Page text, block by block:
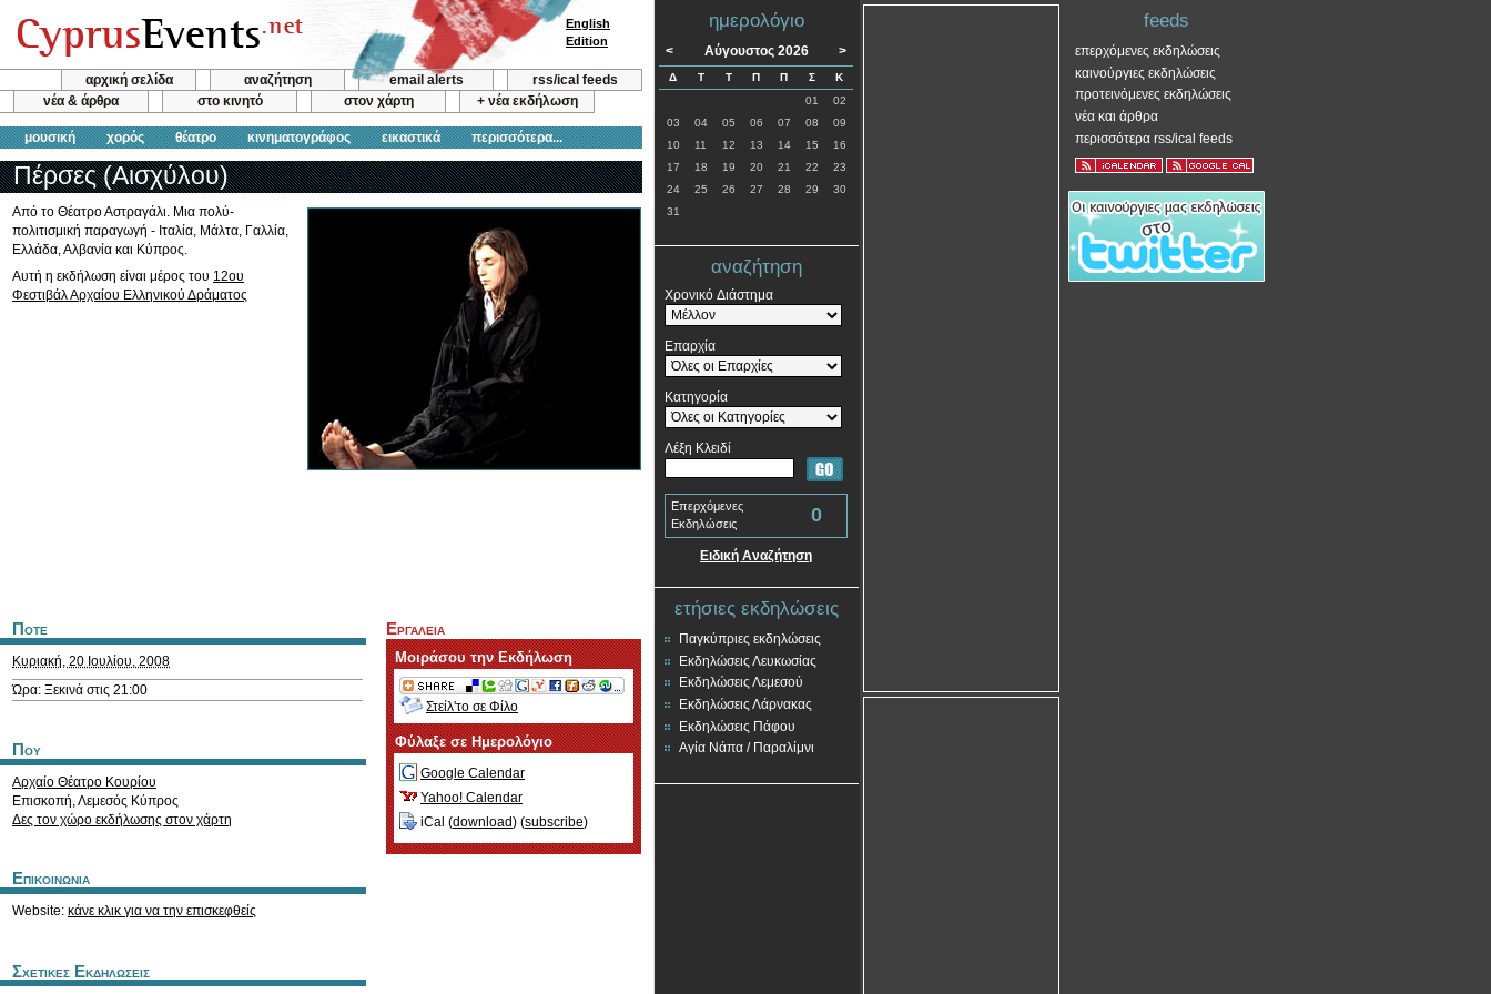
αρχική σελίδα αναζήτηση email alerts
rss/ical feeds
νέα & άρθρα
στο κινητό στον χάρτη + νέα εκδήλωση
μουσική χορός θέατρο κινηματογράφος εικαστικά περισσότερα...
English
Edition
Πέρσες (Αισχύλου)
Από το Θέατρο Αστραγάλι. Μια πολύ-
πολιτισμική παραγωγή - Ιταλία, Μάλτα, Γαλλία,
Ελλάδα, Αλβανία και Κύπρος.
Αυτή η εκδήλωση είναι μέρος του 12ου
Φεστιβάλ Αρχαίου Ελληνικού Δράματος
Ποτε
Κυριακή, 20 Ιουλίου, 2008
Ώρα: Ξεκινά στις 21:00
Που
Αρχαίο Θέατρο Κουρίου
Επισκοπή,Λεμεσός Κύπρος
Δες τον χώρο εκδήλωσης στον χάρτη
Επικοινωνια
Website: κάνε κλικ για να την επισκεφθείς
Εργαλεια
Μοιράσου την Εκδήλωση
Στείλ'το σε Φίλο
Φύλαξε σε Ημερολόγιο
Google Calendar
Yahoo! Calendar
iCal (download) (subscribe)
Σχετικες Εκδηλωσεις
ημερολόγιο
< Αύγουστος 2026 >
Δ Τ Τ Π Π Σ
Κ
01
02
03
04 05 06 07 08
09
10
11 12 13 14 15
16
17
18 19 20 21 22
23
24
25 26 27 28 29
30
31
αναζήτηση
Χρονικό Διάστημα
Επαρχία
Κατηγορία
Λέξη Κλειδί
Επερχόμενες
Εκδηλώσεις
0
Ειδική Αναζήτηση
ετήσιες εκδηλώσεις
Παγκύπριες εκδηλώσεις
Εκδηλώσεις Λευκωσίας
Εκδηλώσεις Λεμεσού
Εκδηλώσεις Λάρνακας
Εκδηλώσεις Πάφου
Αγία Νάπα / Παραλίμνι
feeds
επερχόμενες εκδηλώσεις
καινούργιες εκδηλώσεις
προτεινόμενες εκδηλώσεις
νέα και άρθρα
περισσότερα rss/ical feeds